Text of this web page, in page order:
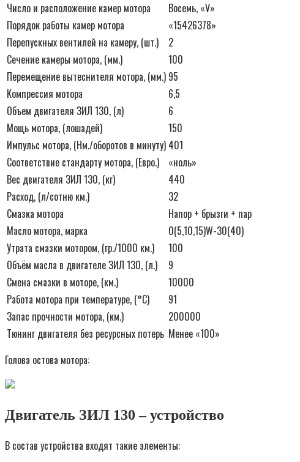
Число и расположение камер мотора
Восемь, «V»
Порядок работы камер мотора
«15426378»
Перепускных вентилей на камеру, (шт.)
2
Сечение камеры мотора, (мм.)
100
Перемещение вытеснителя мотора, (мм.) 95
Компрессия мотора
6,5
Объем двигателя ЗИЛ 130, (л)
6
Мощь мотора, (лошадей)
150
Импульс мотора, (Нм./оборотов в минуту) 401
Соответствие стандарту мотора, (Евро.)
«ноль»
Вес двигателя ЗИЛ 130, (кг)
440
Расход, (л/сотню км.)
32
Смазка мотора
Напор + брызги + пар
Масло мотора, марка
0(5,10,15)W-30(40)
Утрата смазки мотором, (гр./1000 км.)
100
Объём масла в двигателе ЗИЛ 130, (л.)
9
Смена смазки в моторе, (км.)
10000
Работа мотора при температуре, (°С)
91
Запас прочности мотора, (км.)
200000
Тюнинг двигателя без ресурсных потерь Менее «100»
Голова остова мотора:
Двигатель ЗИЛ 130 – устройство
В состав устройства входят такие элементы: